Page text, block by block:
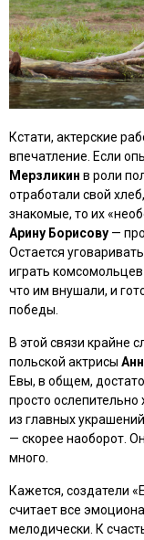
Кстати, актерские
впечатление. Если
Мерзликин в роли
отработали свой
знакомые, то их
Арину Борисову —
Остается
играть
что им внушали, и
победы.
В этой связи крайне
польской актрисы
Евы, в общем,
просто
из главных
— скорее наоборот.
много.
Кажется, создатели
считает все
мелодически. К